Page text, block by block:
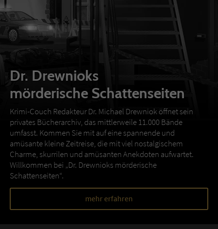
Dr. Drewnioks
mörderische Schattenseiten
Krimi-Couch Redakteur Dr. Michael Drewniok öffnet sein
privates Bücherarchiv, das mittlerweile 11.000 Bände
umfasst. Kommen Sie mit auf eine spannende und
amüsante kleine Zeitreise, die mit viel nostalgischem
Charme, skurrilen und amüsanten Anekdoten aufwartet.
Willkommen bei „Dr. Drewnioks mörderische
Schattenseiten“.
mehr erfahren